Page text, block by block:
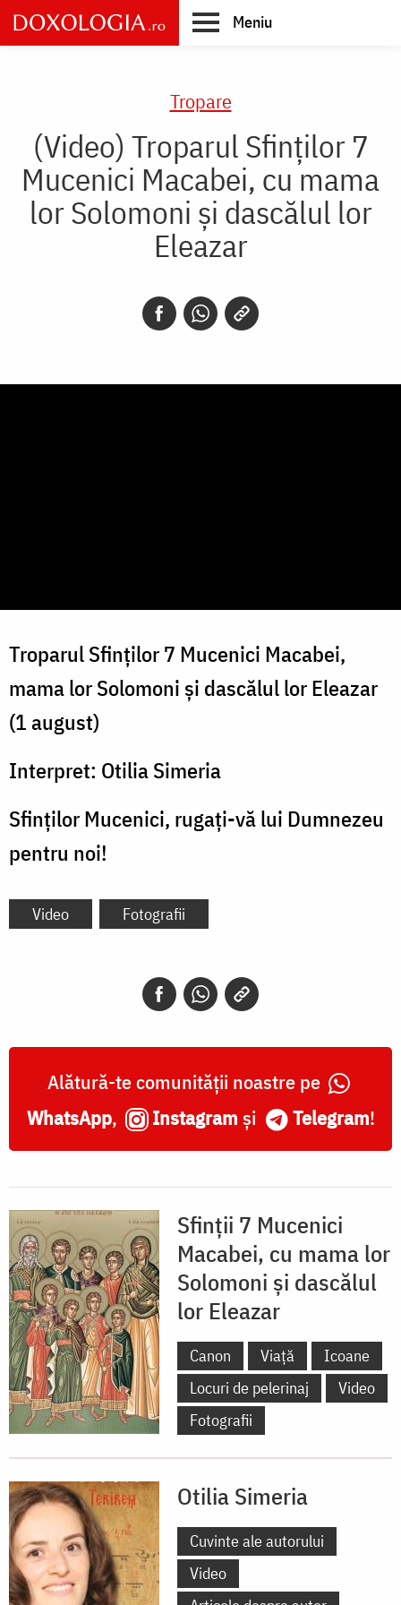
Skip
to
main
Meniu
Tropare
(Video) Troparul Sfinților 7
Mucenici Macabei, cu mama
lor Solomoni și dascălul lor
Eleazar
Troparul Sfinților 7 Mucenici Macabei,
mama lor Solomoni și dascălul lor Eleazar
(1 august)
Interpret: Otilia Simeria
Sfinților Mucenici, rugați-vă lui Dumnezeu
pentru noi!
Video Fotografii
Alătură-te comunității noastre pe
WhatsApp, Instagram și Telegram!
Sfinții 7 Mucenici
Macabei, cu mama lor
Solomoni și dascălul
lor Eleazar
Canon Viață
Icoane
Locuri de pelerinaj
Video
Fotografii
Otilia Simeria
Cuvinte ale autorului
Video